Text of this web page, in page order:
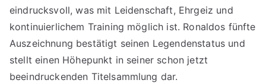
eindrucksvoll, was mit Leidenschaft, Ehrgeiz und
kontinuierlichem Training möglich ist. Ronaldos fünfte
Auszeichnung bestätigt seinen Legendenstatus und
stellt einen Höhepunkt in seiner schon jetzt
beeindruckenden Titelsammlung dar.